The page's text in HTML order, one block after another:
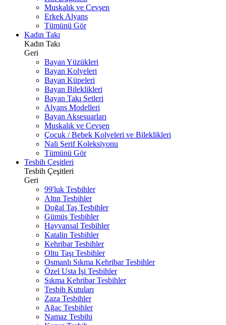
Muskalık ve Cevşen
Erkek Alyans
Tümünü Gör
Kadın Takı
Kadın Takı
Geri
Bayan Yüzükleri
Bayan Kolyeleri
Bayan Küpeleri
Bayan Bileklikleri
Bayan Takı Setleri
Alyans Modelleri
Bayan Aksesuarları
Muskalık ve Cevşen
Çocuk / Bebek Kolyeleri ve Bileklikleri
Nali Şerif Koleksiyonu
Tümünü Gör
Tesbih Çeşitleri
Tesbih Çeşitleri
Geri
99'luk Tesbihler
Altın Tesbihler
Doğal Taş Tesbihler
Gümüş Tesbihler
Hayvansal Tesbihler
Katalin Tesbihler
Kehribar Tesbihler
Oltu Taşı Tesbihler
Osmanlı Sıkma Kehribar Tesbihler
Özel Usta İşi Tesbihler
Sıkma Kehribar Tesbihler
Tesbih Kutuları
Zaza Tesbihler
Ağaç Tesbihler
Namaz Tesbihi